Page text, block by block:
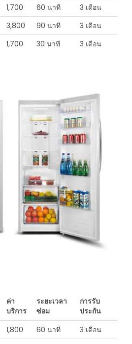
1,700 60 นาที
3 เดือน
3,800 90 นาที
3 เดือน
1,700 30 นาที 3 เดือน
ค่า
บริการ
ระยะเวลา
ซ่อม
การรับ
ประกัน
1,800 60 นาที
3 เดือน